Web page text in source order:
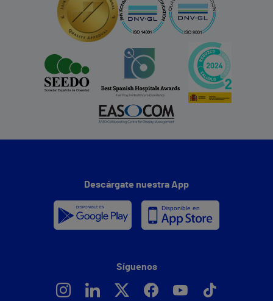
Descárgate nuestra App
Síguenos